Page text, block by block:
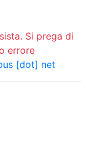
Si prega di
errore
[dot] net